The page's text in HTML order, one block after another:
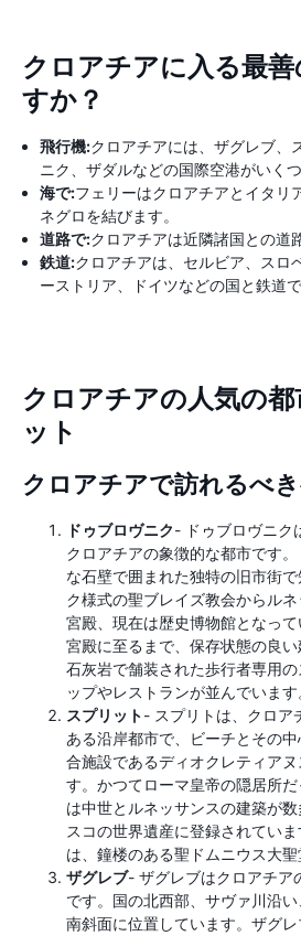
クロアチアに入る最
すか？
飛行機:クロアチアには、ザグレブ、
ニク、ザダルなどの国際空港がいくつ
海で:フェリーはクロアチアとイタリ
ネグロを結びます。
道路で:クロアチアは近隣諸国との道
鉄道:クロアチアは、セルビア、スロ
ーストリア、ドイツなどの国と鉄道
クロアチアの人気の
ット
クロアチアで訪れるべ
ドゥブロヴニク- ドゥブロヴニク
クロアチアの象徴的な都市です
な石壁で囲まれた独特の旧市街
ク様式の聖ブレイズ教会からル
宮殿、現在は歴史博物館となっ
宮殿に至るまで、保存状態の良い
石灰岩で舗装された歩行者専用
ップやレストランが並んでいます
スプリット- スプリトは、クロア
ある沿岸都市で、ビーチとその
合施設であるディオクレティア
す。かつてローマ皇帝の隠居所
は中世とルネッサンスの建築が
スコの世界遺産に登録されてい
は、鐘楼のある聖ドムニウス大聖
ザグレブ- ザグレブはクロアチア
です。国の北西部、サヴァ川沿
南斜面に位置しています。ザグ